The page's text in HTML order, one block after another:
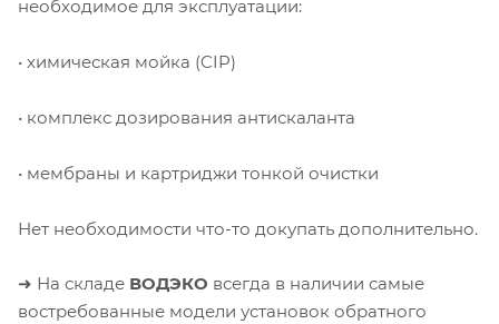
необходимое для эксплуатации:
• химическая мойка (CIP)
• комплекс дозирования антискаланта
• мембраны и картриджи тонкой очистки
Нет необходимости что-то докупать дополнительно.
➜ На складе ВОДЭКО всегда в наличии самые
востребованные модели установок обратного